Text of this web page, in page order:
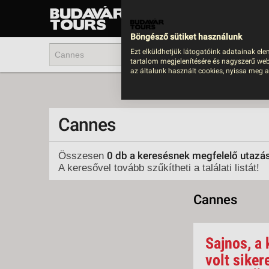
UTAZÁS
Cannes
Összesen 0 db a keresésnek megfelelő
A keresővel tovább szűkítheti a találati listát!
Cannes
Sajnos, a
volt
Böngésző sütiket használunk
Ezt elküldhetjük látogatóink adatainak
tartalom megjelenítésére és nagyszerű
az általunk használt cookies, nyissa meg